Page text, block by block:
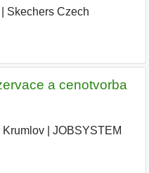
Skechers Czech
a cenotvorba
Krumlov|
JOBSYSTEM